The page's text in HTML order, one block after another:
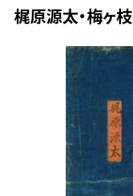
梶原源太・梅ヶ枝